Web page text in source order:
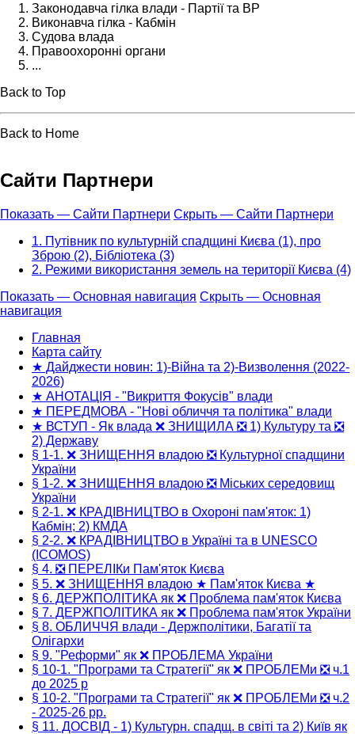
Законодавча гілка влади - Партії та ВР
Виконавча гілка - Кабмін
Судова влада
Правоохоронні органи
...
Back to Top
Back to Home
Сайти Партнери
Показать — Сайти Партнери Скрыть — Сайти Партнери
1. Путівник по культурній спадщині Києва (1), про
Зброю (2), Бібліотека (3)
2. Режими використання земель на території Києва (4)
Основная
навигация
Показать — Основная навигация Скрыть — Основная
навигация
Главная
Карта сайту
★ Дайджести новин: 1)-Війна та 2)-Визволення (2022-
2026)
★ АНОТАЦІЯ - "Викриття Фокусів" влади
★ ПЕРЕДМОВА - "Нові обличчя та політика" влади
★ ВСТУП - Як влада ❌ ЗНИЩИЛА ❎ 1) Культуру та ❎
2) Державу
§ 1-1. ❌ ЗНИЩЕННЯ владою ❎ Культурної спадщини
України
§ 1-2. ❌ ЗНИЩЕННЯ владою ❎ Міських середовищ
України
§ 2-1. ❌ КРАДІВНИЦТВО в Охороні пам'яток: 1)
Кабмін; 2) КМДА
§ 2-2. ❌ КРАДІВНИЦТВО в Україні та в UNESCO
(ICOMOS)
§ 4. ❎ ПЕРЕЛІКи Пам'яток Києва
§ 5. ❌ ЗНИЩЕННЯ владою ★ Пам'яток Києва ★
§ 6. ДЕРЖПОЛІТИКА як ❌ Проблема пам'яток Києва
§ 7. ДЕРЖПОЛІТИКА як ❌ Проблема пам'яток України
§ 8. ОБЛИЧЧЯ влади - Держполітики, Багатії та
Олігархи
§ 9. "Реформи" як ❌ ПРОБЛЕМА України
§ 10-1. "Програми та Стратегії" як ❌ ПРОБЛЕМи ❎ ч.1
до 2025 р
§ 10-2. "Програми та Стратегії" як ❌ ПРОБЛЕМи ❎ ч.2
- 2025-26 рр.
§ 11. ДОСВІД - 1) Культурн. спадщ. в світі та 2) Київ як